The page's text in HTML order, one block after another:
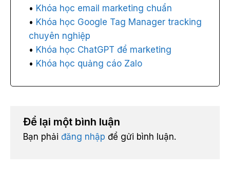
Khóa học email marketing chuẩn
Khóa học Google Tag Manager tracking
chuyên nghiệp
Khóa học ChatGPT để marketing
Khóa học quảng cáo Zalo
Để lại một bình luận
Bạn phải đăng nhập để gửi bình luận.